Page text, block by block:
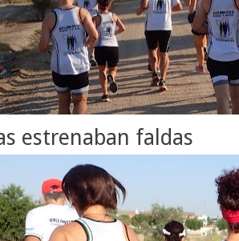
estrenaban faldas